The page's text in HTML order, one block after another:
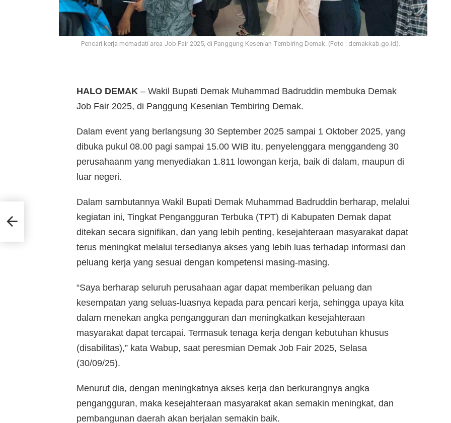
Pencari kerja memadati area Job Fair 2025, di Panggung Kesenian Tembiring Demak. (Foto : demakkab.go.id).
HALO DEMAK – Wakil Bupati Demak Muhammad Badruddin membuka Demak
Job Fair 2025, di Panggung Kesenian Tembiring Demak.
Dalam event yang berlangsung 30 September 2025 sampai 1 Oktober 2025, yang
dibuka pukul 08.00 pagi sampai 15.00 WIB itu, penyelenggara menggandeng 30
perusahaanm yang menyediakan 1.811 lowongan kerja, baik di dalam, maupun di
luar negeri.
Dalam sambutannya Wakil Bupati Demak Muhammad Badruddin berharap, melalui
kegiatan ini, Tingkat Pengangguran Terbuka (TPT) di Kabupaten Demak dapat
ditekan secara signifikan, dan yang lebih penting, kesejahteraan masyarakat dapat
terus meningkat melalui tersedianya akses yang lebih luas terhadap informasi dan
peluang kerja yang sesuai dengan kompetensi masing-masing.
“Saya berharap seluruh perusahaan agar dapat memberikan peluang dan
kesempatan yang seluas-luasnya kepada para pencari kerja, sehingga upaya kita
dalam menekan angka pengangguran dan meningkatkan kesejahteraan
masyarakat dapat tercapai. Termasuk tenaga kerja dengan kebutuhan khusus
(disabilitas),” kata Wabup, saat peresmian Demak Job Fair 2025, Selasa
(30/09/25).
Menurut dia, dengan meningkatnya akses kerja dan berkurangnya angka
pengangguran, maka kesejahteraan masyarakat akan semakin meningkat, dan
pembangunan daerah akan berjalan semakin baik.